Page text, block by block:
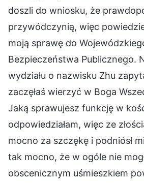
doszli do wniosku, że
przywódczynią, więc
moją sprawę do
Bezpieczeństwa Publicznego.
wydziału o nazwisku Zhu
zaczęłaś wierzyć w Boga
Jaką sprawujesz funkcję w
odpowiedziałam, więc ze
mocno za szczękę i podniósł
tak mocno, że w ogóle nie
obscenicznym uśmieszkiem